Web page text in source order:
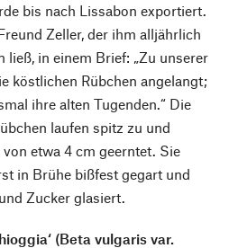
bis nach Lissabon exportiert.
Zeller, der ihm alljährlich
ließ, in einem Brief: „Zu unserer
köstlichen Rübchen angelangt;
ihre alten Tugenden.“ Die
laufen spitz zu und
etwa 4 cm geerntet. Sie
in Brühe bißfest gegart und
Zucker glasiert.
(Beta vulgaris var.